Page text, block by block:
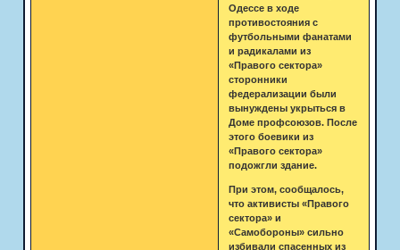
Одессе в ходе
противостояния с
футбольными фанатами
и радикалами из
«Правого сектора»
сторонники
федерализации были
вынуждены укрыться в
Доме профсоюзов. После
этого боевики из
«Правого сектора»
подожгли здание.
При этом, сообщалось,
что активисты «Правого
сектора» и
«Самобороны» сильно
избивали спасенных из